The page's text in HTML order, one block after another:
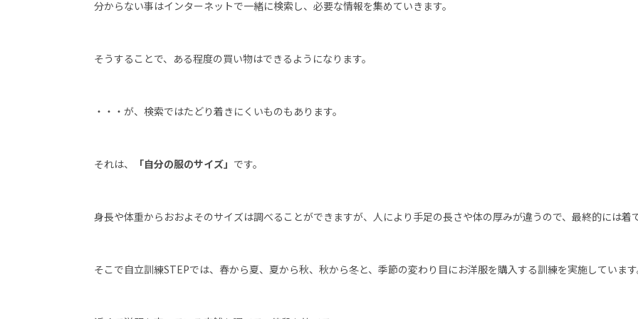
分からない事はインターネットで一緒に検索し、必要な情報を集めていきます。
そうすることで、ある程度の買い物はできるようになります。
・・・が、検索ではたどり着きにくいものもあります。
それは、 「自分の服のサイズ」 です。
身長や体重からおおよそのサイズは調べることができますが、人により手足の長さや体の厚みが違うので、最終的には着
そこで自立訓練STEPでは、春から夏、夏から秋、秋から冬と、季節の変わり目にお洋服を購入する訓練を実施しています